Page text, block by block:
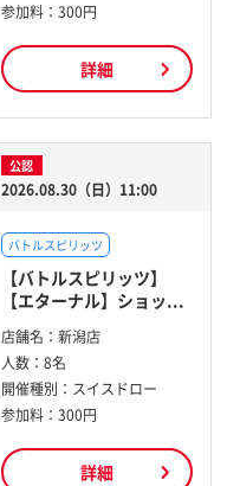
参加料： 300円
詳細
公認
2026.08.30（日）11:00
バトルスピリッツ
【バトルスピリッツ】
【エターナル】ショッ...
店舗名： 新潟店
人数： 8名
開催種別： スイスドロー
参加料： 300円
詳細